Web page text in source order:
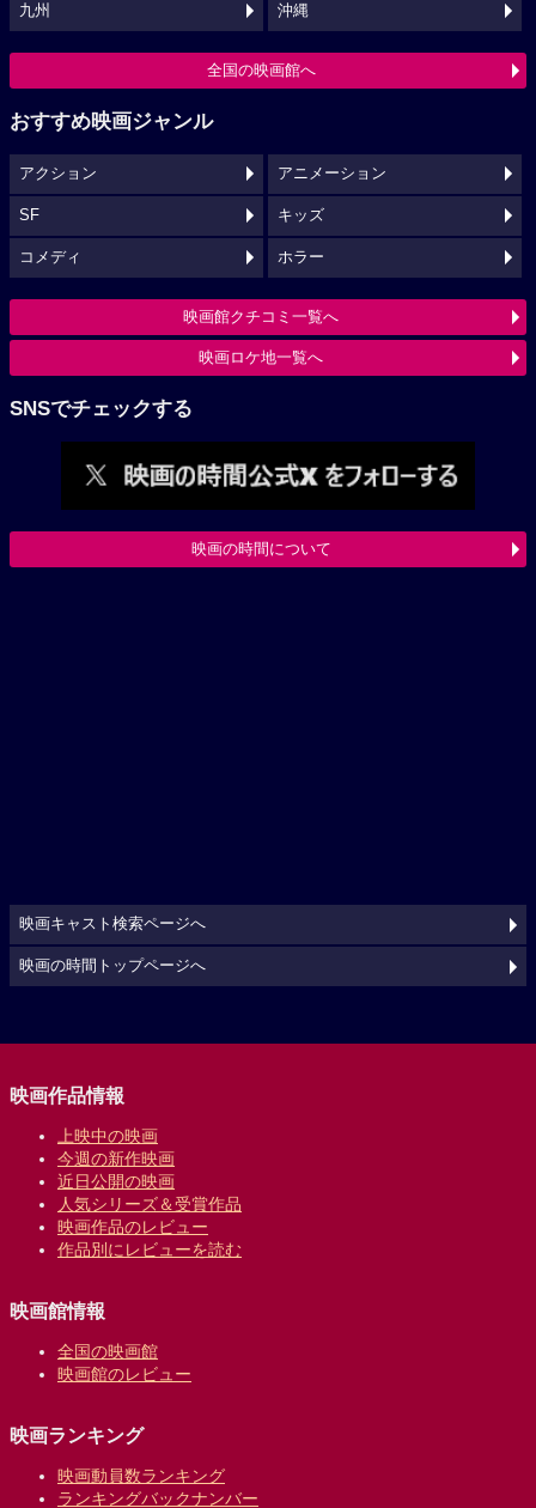
九州 沖縄
全国の映画館へ
おすすめ映画ジャンル
アクション アニメーション
SF キッズ
コメディ ホラー
映画館クチコミ一覧へ
映画ロケ地一覧へ
SNSでチェックする
映画の時間について
映画キャスト検索ページへ
映画の時間トップページへ
映画作品情報
上映中の映画
今週の新作映画
近日公開の映画
人気シリーズ＆受賞作品
映画作品のレビュー
作品別にレビューを読む
映画館情報
全国の映画館
映画館のレビュー
映画ランキング
映画動員数ランキング
ランキングバックナンバー